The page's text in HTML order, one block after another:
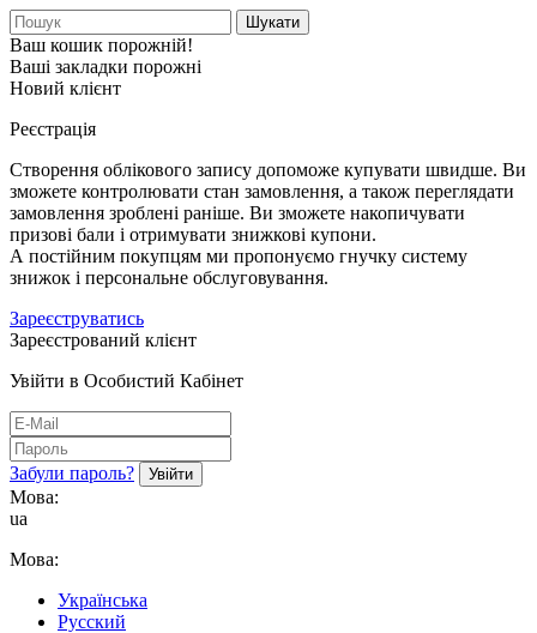
Шукати
Ваш кошик порожній!
Ваші закладки порожні
Новий клієнт
Реєстрація
Створення облікового запису допоможе купувати швидше. Ви
зможете контролювати стан замовлення, а також переглядати
замовлення зроблені раніше. Ви зможете накопичувати
призові бали і отримувати знижкові купони.
А постійним покупцям ми пропонуємо гнучку систему
знижок і персональне обслуговування.
Зареєструватись
Зареєстрований клієнт
Увійти в Особистий Кабінет
Забули пароль?
Мова:
ua
Мова:
Українська
Русский